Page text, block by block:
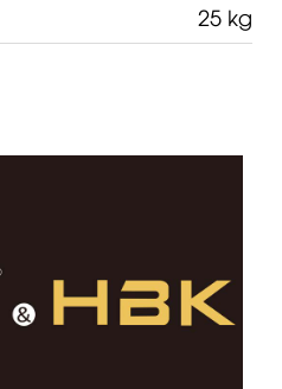
25 kg